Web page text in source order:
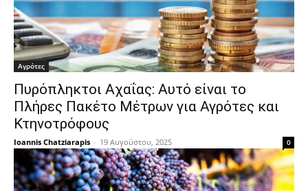
Αγρότες
Πυρόπληκτοι Αχαΐας: Αυτό είναι το
Πλήρες Πακέτο Μέτρων για Αγρότες και
Κτηνοτρόφους
Ioannis Chatziarapis - 19 Αυγούστου, 2025 0